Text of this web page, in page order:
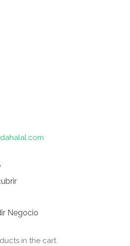
Negocio
in the cart.